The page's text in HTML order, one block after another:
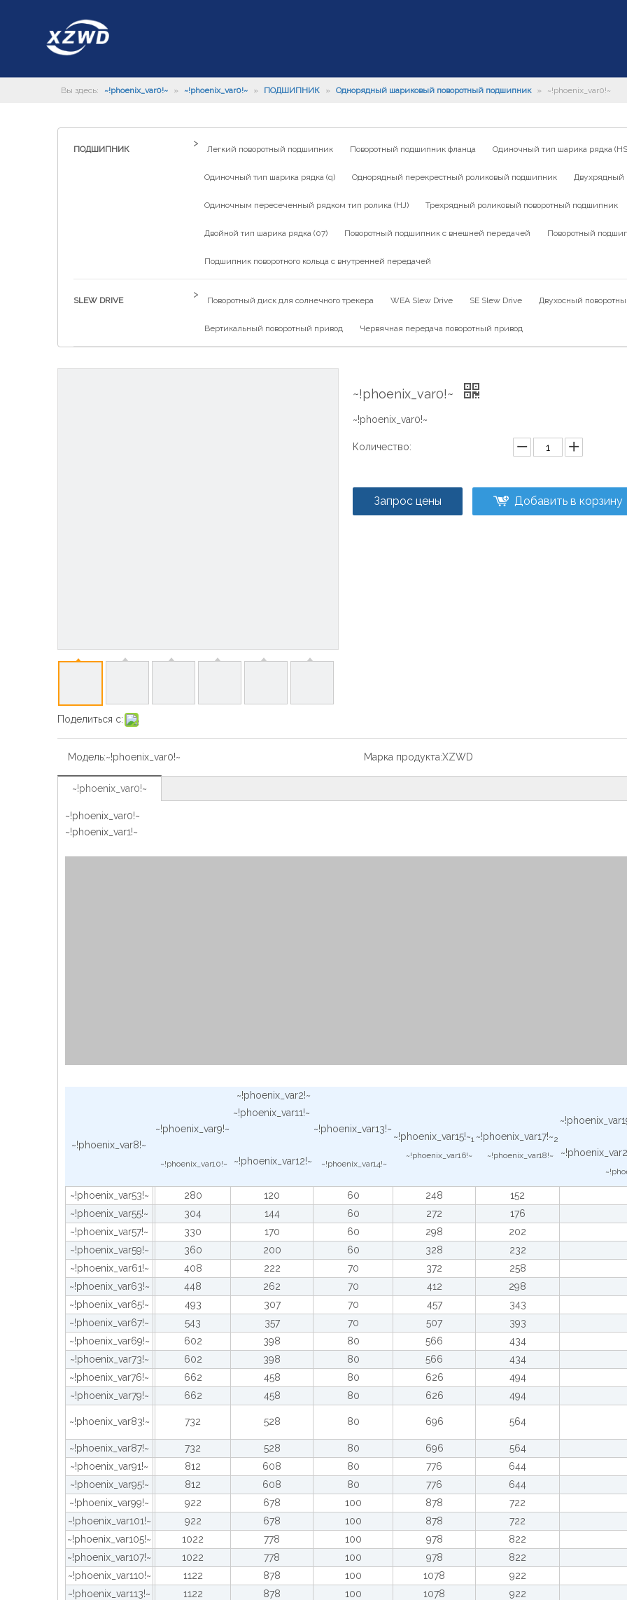
Вы здесь: ~!phoenix_var0!~ » ~!phoenix_var0!~ » ПОДШИПНИК » Однорядный шариковый поворотный подшипник » ~!phoenix_var0!~
ПОДШИПНИК
>
Легкий поворотный подшипник Поворотный подшипник фланца Одиночный тип шарика рядка
Одиночный тип шарика рядка (q) Однорядный перекрестный роликовый подшипник Двухрядный
Одиночным пересеченный рядком тип ролика (HJ) Трехрядный роликовый поворотный подшипник
Двойной тип шарика рядка (07) Поворотный подшипник с внешней передачей Поворотный
Подшипник поворотного кольца с внутренней передачей
SLEW DRIVE
>
Поворотный диск для солнечного трекера WEA Slew Drive SE Slew Drive Двухосный
Вертикальный поворотный привод Червячная передача поворотный привод
Поделиться с:
~!phoenix_var0!~
~!phoenix_var0!~
Количество:
Запрос цены Добавить в корзину
Модель:~!phoenix_var0!~ Марка продукта:XZWD
~!phoenix_var0!~
~!phoenix_var0!~
~!phoenix_var1!~
~!phoenix_var2!~
~!phoenix_var8!~
~!phoenix_var9!~
~!phoenix_var10!~
~!phoenix_var11!~
~!phoenix_var12!~
~!phoenix_var13!~
~!phoenix_var14!~
~!phoenix_var15!~1
~!phoenix_var16!~
~!phoenix_var17!~2
~!phoenix_var18!~
~!phoenix_var53!~ 280 120 60 248 152
~!phoenix_var55!~
304 144 60 272 176
~!phoenix_var57!~
330 170 60 298 202
~!phoenix_var59!~
360 200 60 328 232
~!phoenix_var61!~
408 222 70 372 258
~!phoenix_var63!~
448 262 70 412 298
~!phoenix_var65!~
493 307 70 457 343
~!phoenix_var67!~
543 357 70 507 393
~!phoenix_var69!~
602 398 80 566 434
~!phoenix_var73!~
602 398 80 566 434
~!phoenix_var76!~
662 458 80 626 494
~!phoenix_var79!~
662 458 80 626 494
~!phoenix_var83!~ 732 528 80 696 564
~!phoenix_var87!~ 732 528 80 696 564
~!phoenix_var91!~
812 608 80 776 644
~!phoenix_var95!~
812 608 80 776 644
~!phoenix_var99!~
922 678 100 878 722
~!phoenix_var101!~
922 678 100 878 722
~!phoenix_var105!~
1022 778 100 978 822
~!phoenix_var107!~
1022 778 100 978 822
~!phoenix_var110!~
1122 878 100 1078 922
~!phoenix_var113!~
1122 878 100 1078 922